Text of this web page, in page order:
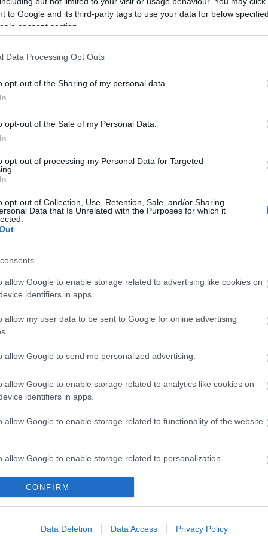
to Google and its third-party tags to use your data for below
consent section.
Data Processing Opt Outs
opt-out of the Sharing of my personal data.
opt-out of the Sale of my Personal Data.
opt-out of processing my Personal Data for Targeted
opt-out of Collection, Use, Retention, Sale, and/or Sharing
Data that Is Unrelated with the Purposes for which it
allow Google to enable storage related to advertising like cookies on
identifiers in apps.
allow my user data to be sent to Google for online advertising
allow Google to send me personalized advertising.
allow Google to enable storage related to analytics like cookies on
identifiers in apps.
allow Google to enable storage related to functionality of the website
allow Google to enable storage related to personalization.
allow Google to enable storage related to security, including
functionality and fraud prevention, and other user protection.
CONFIRM
Data Deletion Data Access Privacy Policy
05 - 2006. január 29.
2006. január 5., 18 h
Hock Bea
Munkáinak technikája
A Suzuka és barátai-sorozat fő lelőhelye a
készített amatőr családi képekbe. Az
mesterséges érzelem így egészen más,
az Infinite
Bányavirág 50 –
Közönségtalálkozó és